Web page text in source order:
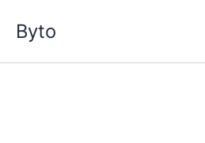
contenuto
Byto